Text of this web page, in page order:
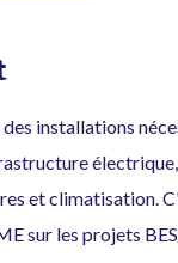
installations
et climatisation.
sur les projets